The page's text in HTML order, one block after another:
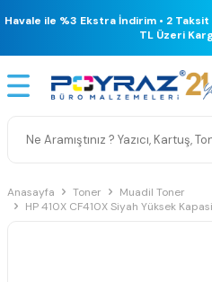
Havale ile %3 Ekstra İndirim • 2
TL Üzeri
Anasayfa Toner
Muadil Toner
HP 410X CF410X Siyah Yüksek